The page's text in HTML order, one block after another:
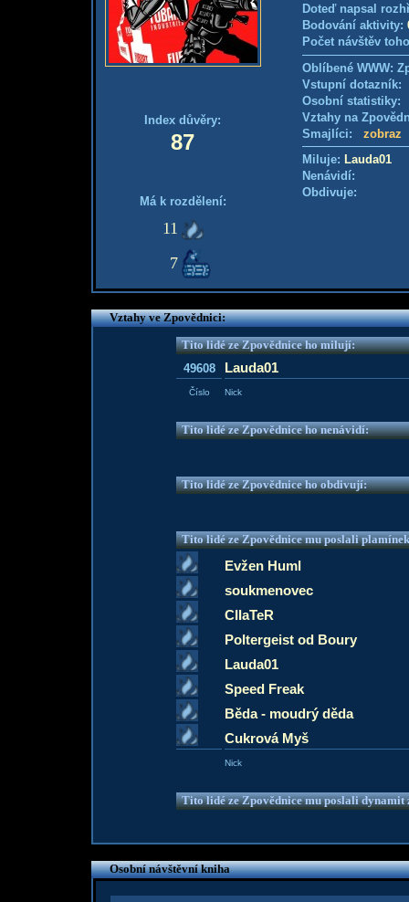
Index důvěry:
87
Má k rozdělení:
11
7
Doteď napsal
Bodování aktivity:
Počet návštěv
Oblíbené WWW:
Vstupní
Osobní
Vztahy na
Smajlíci: zobraz
Miluje: Lauda01
Nenávidí:
Obdivuje:
Vztahy ve Zpovědnici:
Tito lidé ze Zpovědnice ho milují:
49608
Lauda01
Číslo Nick
Tito lidé ze Zpovědnice ho nenávidí:
Tito lidé ze Zpovědnice ho obdivují:
Tito lidé ze Zpovědnice mu poslali
Evžen Huml
soukmenovec
CIIaTeR
Poltergeist od Boury
Lauda01
Speed Freak
Běda - moudrý děda
Cukrová Myš
Nick
Tito lidé ze Zpovědnice mu poslali dynamit
Osobní návštěvní kniha